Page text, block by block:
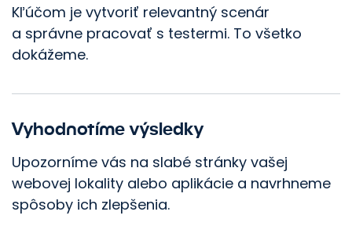
Kľúčom je vytvoriť relevantný scenár
a správne pracovať s testermi. To všetko
dokážeme.
Vyhodnotíme výsledky
Upozorníme vás na slabé stránky vašej
webovej lokality alebo aplikácie a navrhneme
spôsoby ich zlepšenia.